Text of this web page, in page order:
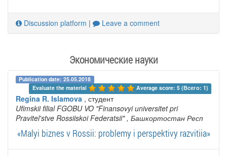
Discussion platform | Leave a comment
Экономические науки
Publication date: 25.05.2018
Evaluate the material
Average score: 5 (Всего: 1)
Regina R. Islamova , студент
Ufimskii filial FGOBU VO "Finansovyi universitet pri
Pravitel'stve Rossiiskoi Federatsii" , Башкортостан Респ
«Malyi biznes v Rossii: problemy i perspektivy razvitiia»